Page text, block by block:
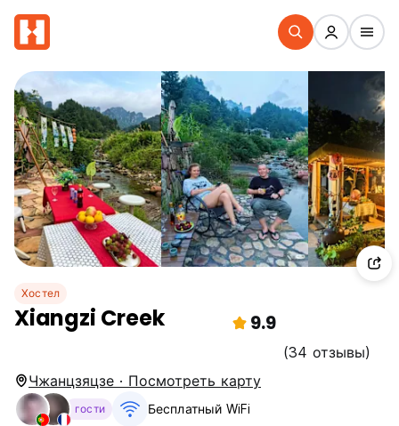
Хостел
Xiangzi Creek 9.9
(34 отзывы)
Чжанцзяцзе · Посмотреть карту
гости Бесплатный WiFi